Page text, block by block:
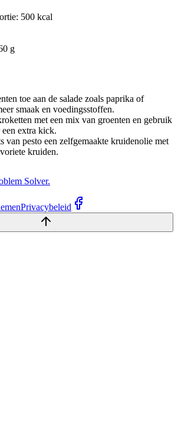
500 kcal
g
toe aan de salade zoals paprika of
smaak en voedingsstoffen.
met een mix van groenten en gebruik
extra kick.
van pesto een zelfgemaakte kruidenolie met
kruiden.
Solver.
Privacybeleid